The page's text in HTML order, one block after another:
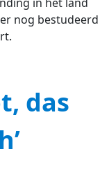
in het land
nog bestudeerd
das